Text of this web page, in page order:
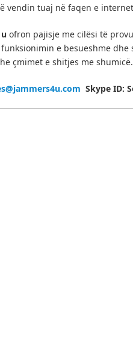
vendin tuaj në faqen e
ofron pajisje me cilësi të
e besueshme dhe
çmimet e shitjes me shumicë.
Skype ID: